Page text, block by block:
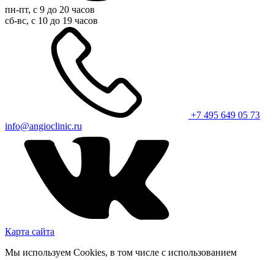
пн-пт, с 9 до 20 часов
сб-вс, с 10 до 19 часов
+7 495 649 05 73
info@angioclinic.ru
Карта сайта
Мы используем Cookies, в том числе с использованием